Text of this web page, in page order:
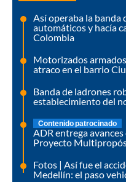
Así operaba la banda
automáticos y hacía
Colombia
Motorizados
atraco en el barrio
Banda de ladrones
establecimiento del
Contenido patrocinado
ADR entrega
Proyecto
Fotos | Así fue el
Medellín: el paso